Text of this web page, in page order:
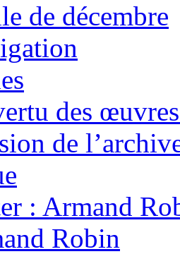
de décembre
des
de
: Armand
Robin